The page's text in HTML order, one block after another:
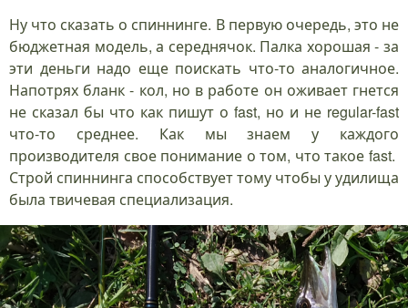
Ну что сказать о спиннинге. В первую очередь, это не
бюджетная модель, а середнячок. Палка хорошая - за
эти деньги надо еще поискать что-то аналогичное.
Напотрях бланк - кол, но в работе он оживает гнется
не сказал бы что как пишут о fast, но и не regular-fast
что-то среднее. Как мы знаем у каждого
производителя свое понимание о том, что такое fast.
Строй спиннинга способствует тому чтобы у удилища
была твичевая специализация.